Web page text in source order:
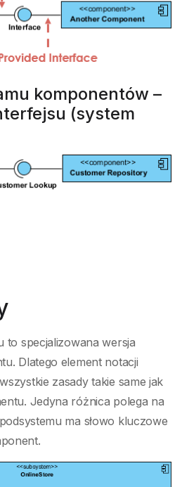
komponentów –
(system
to specjalizowana wersja
Dlatego element notacji
zasady takie same jak
Jedyna różnica polega na
ma słowo kluczowe